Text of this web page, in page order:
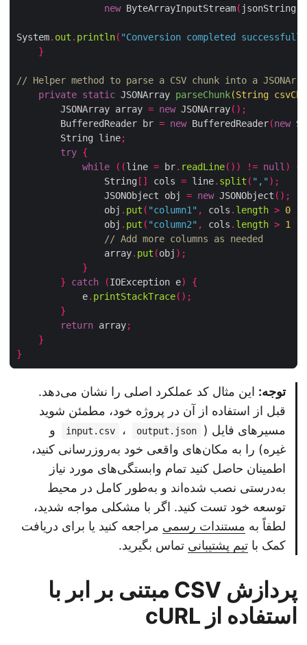
new ByteArrayInputStream (jsonString
System.out.println ("Conversion completed
// Helper method to parse a CSV chunk into a
private static JSONArray parseChunk(String
        JSONArray array
= new JSONArray ();
        BufferedReader br
= new BufferedReader(new
        String line
try
while
((line br .readLine ()) != null )
                String
[] cols = line.split ( "," );
                JSONObject obj
= new JSONObject ();
                obj
.put ("column1" , cols.length > 0
                obj
.put ("column2" , cols.length > 1
// Add more columns as needed
                array
.put(obj );
} catch (IOException e )
            e
.printStackTrace ();
return array
توجه:این مثال کد عملکرد اصلی را نشان می‌دهد.
قبل از استفاده از آن در پروژه خود، مطمئن شوید
مسیرهای فایل (
input.csv output.json
غیره) را به مکان‌های واقعی خود به‌روزرسانی کنید،
اطمینان حاصل کنید تمام وابستگی‌های مورد نیاز
به‌درستی نصب شده‌اند و به‌طور کامل در محیط
توسعه خود تست کنید. اگر با مشکلی مواجه شدید،
لطفاً بهمستندات رسمیمراجعه کنید یا برای دریافت
کمک باتیم پشتیبانیتماس بگیرید.
پردازش CSV مبتنی بر ابر با
استفاده از cURL